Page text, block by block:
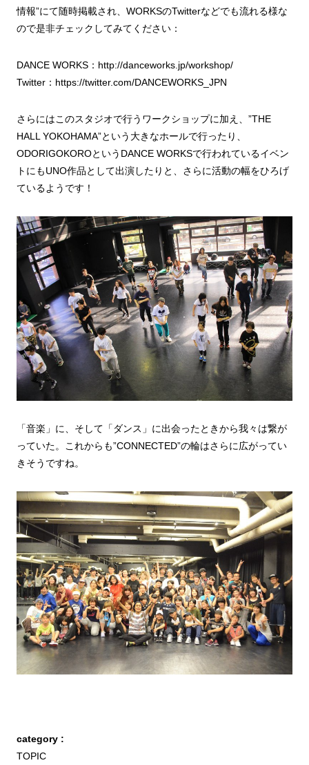
情報”にて随時掲載され、WORKSのTwitterなどでも流れる様な
ので是非チェックしてみてください：
DANCE WORKS：http://danceworks.jp/workshop/
Twitter：https://twitter.com/DANCEWORKS_JPN
さらにはこのスタジオで行うワークショップに加え、”THE
HALL YOKOHAMA”という大きなホールで行ったり、
ODORIGOKOROというDANCE WORKSで行われているイベン
トにもUNO作品として出演したりと、さらに活動の幅をひろげ
ているようです！
「音楽」に、そして「ダンス」に出会ったときから我々は繋が
っていた。これからも”CONNECTED”の輪はさらに広がってい
きそうですね。
category :
TOPIC